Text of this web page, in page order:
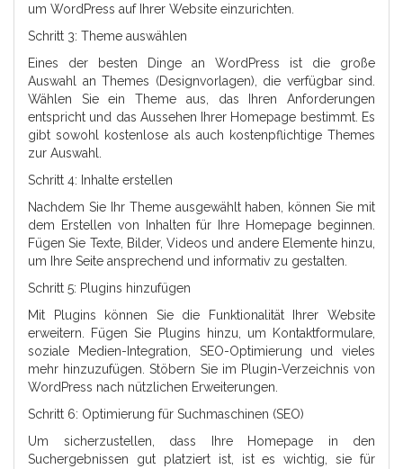
um WordPress auf Ihrer Website einzurichten.
Schritt 3: Theme auswählen
Eines der besten Dinge an WordPress ist die große
Auswahl an Themes (Designvorlagen), die verfügbar sind.
Wählen Sie ein Theme aus, das Ihren Anforderungen
entspricht und das Aussehen Ihrer Homepage bestimmt. Es
gibt sowohl kostenlose als auch kostenpflichtige Themes
zur Auswahl.
Schritt 4: Inhalte erstellen
Nachdem Sie Ihr Theme ausgewählt haben, können Sie mit
dem Erstellen von Inhalten für Ihre Homepage beginnen.
Fügen Sie Texte, Bilder, Videos und andere Elemente hinzu,
um Ihre Seite ansprechend und informativ zu gestalten.
Schritt 5: Plugins hinzufügen
Mit Plugins können Sie die Funktionalität Ihrer Website
erweitern. Fügen Sie Plugins hinzu, um Kontaktformulare,
soziale Medien-Integration, SEO-Optimierung und vieles
mehr hinzuzufügen. Stöbern Sie im Plugin-Verzeichnis von
WordPress nach nützlichen Erweiterungen.
Schritt 6: Optimierung für Suchmaschinen (SEO)
Um sicherzustellen, dass Ihre Homepage in den
Suchergebnissen gut platziert ist, ist es wichtig, sie für